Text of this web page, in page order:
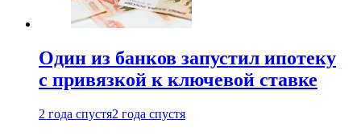
Один из банков запустил ипотеку
с привязкой к ключевой ставке
2 года спустя2 года спустя